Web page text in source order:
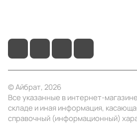
© Айбрат, 2026
Все указанные в интернет-
складе и иная информация,
справочный (информационный)